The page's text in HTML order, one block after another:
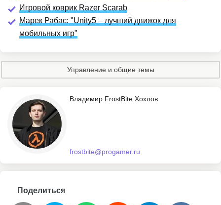
Игровой коврик Razer Scarab
Марек Рабас: "Unity5 – лучший движок для
мобильных игр"
Управление и общие темы
Владимир FrostBite Хохлов
frostbite@progamer.ru
Поделиться